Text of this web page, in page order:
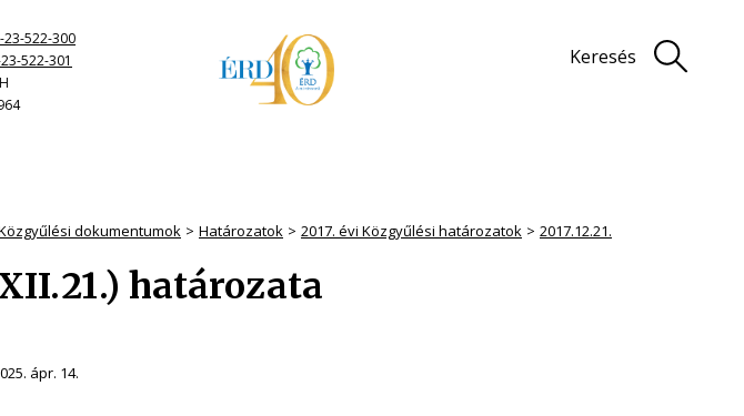
23-522-300
522-301
Keresés
dokumentumok Határozatok 2017. évi Közgyűlési határozatok 2017.12.21.
határozata
ápr. 14.